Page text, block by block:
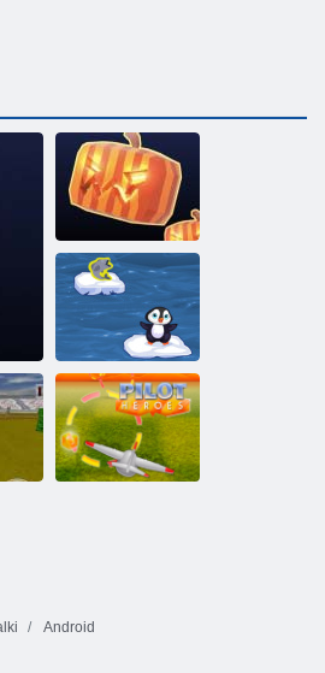
Kogama:
Dunkler Parkour
Pinguin Sprung
Android